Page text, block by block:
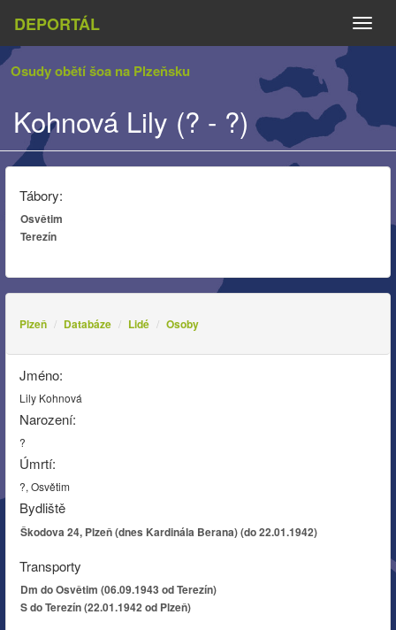
DEPORTÁL
Osudy obětí šoa na Plzeňsku
Kohnová Lily (? - ?)
Tábory:
Osvětim
Terezín
Plzeň Databáze Lidé Osoby
Jméno:
Lily Kohnová
Narození:
?
Úmrtí:
?, Osvětim
Bydliště
Škodova 24, Plzeň (dnes Kardinála Berana) (do 22.01.1942)
Transporty
Dm do Osvětim (06.09.1943 od Terezín)
S do Terezín (22.01.1942 od Plzeň)